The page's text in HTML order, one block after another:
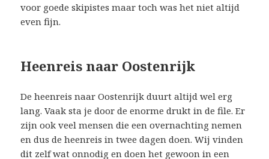
voor goede skipistes maar toch was het niet altijd
even fijn.
Heenreis naar Oostenrijk
De heenreis naar Oostenrijk duurt altijd wel erg
lang. Vaak sta je door de enorme drukt in de file. Er
zijn ook veel mensen die een overnachting nemen
en dus de heenreis in twee dagen doen. Wij vinden
dit zelf wat onnodig en doen het gewoon in een